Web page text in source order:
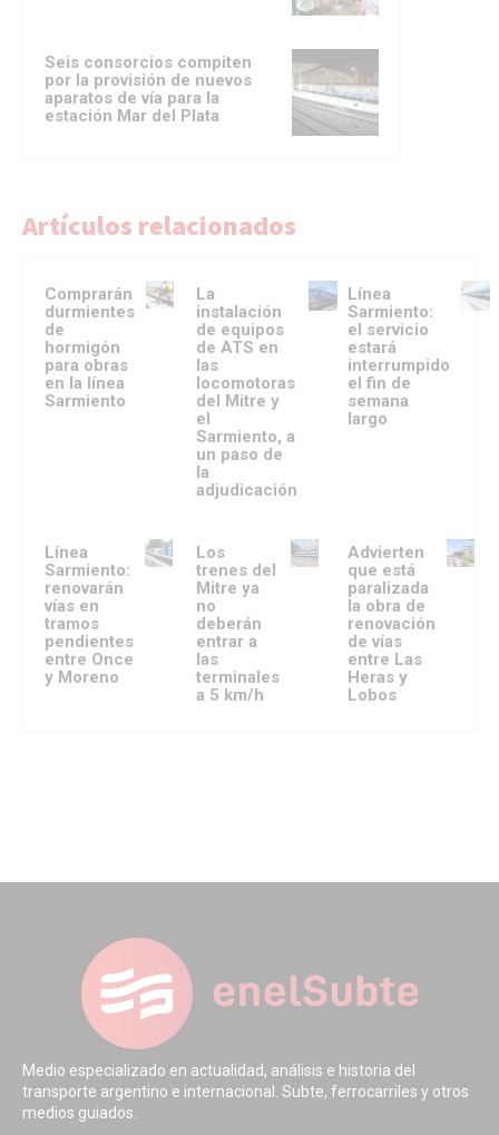
Seis consorcios compiten
por la provisión de nuevos
aparatos de vía para la
estación Mar del Plata
Artículos relacionados
Comprarán
durmientes
de
hormigón
para obras
en la línea
Sarmiento
La
instalación
de equipos
de ATS en
las
locomotoras
del Mitre y
el
Sarmiento, a
un paso de
la
adjudicación
Línea
Sarmiento:
el servicio
estará
interrumpido
el fin de
semana
largo
Línea
Sarmiento:
renovarán
vías en
tramos
pendientes
entre Once
y Moreno
Los
trenes del
Mitre ya
no
deberán
entrar a
las
terminales
a 5 km/h
Advierten
que está
paralizada
la obra de
renovación
de vías
entre Las
Heras y
Lobos
Medio especializado en actualidad, análisis e historia del
transporte argentino e internacional. Subte, ferrocarriles y otros
medios guiados.